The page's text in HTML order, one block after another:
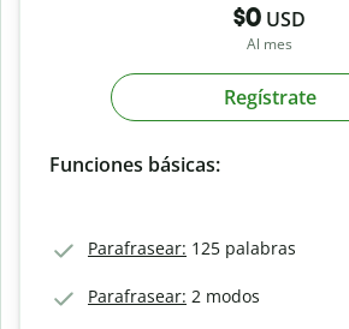
$0 USD
Al mes
Regístrate
Funciones básicas:
Parafrasear: 125 palabras
Parafrasear: 2 modos